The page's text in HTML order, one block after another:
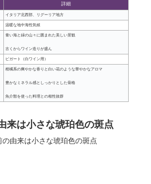
詳細
イタリア北西部、リグーリア地方
温暖な地中海性気候
青い海と緑の山々に囲まれた美しい景観
古くからワイン造りが盛ん
ピガート（白ワイン用）
柑橘系の爽やかな香りと白い花のような華やかなアロマ
豊かなミネラル感としっかりとした骨格
魚介類を使った料理との相性抜群
来は小さな琥珀色の斑点